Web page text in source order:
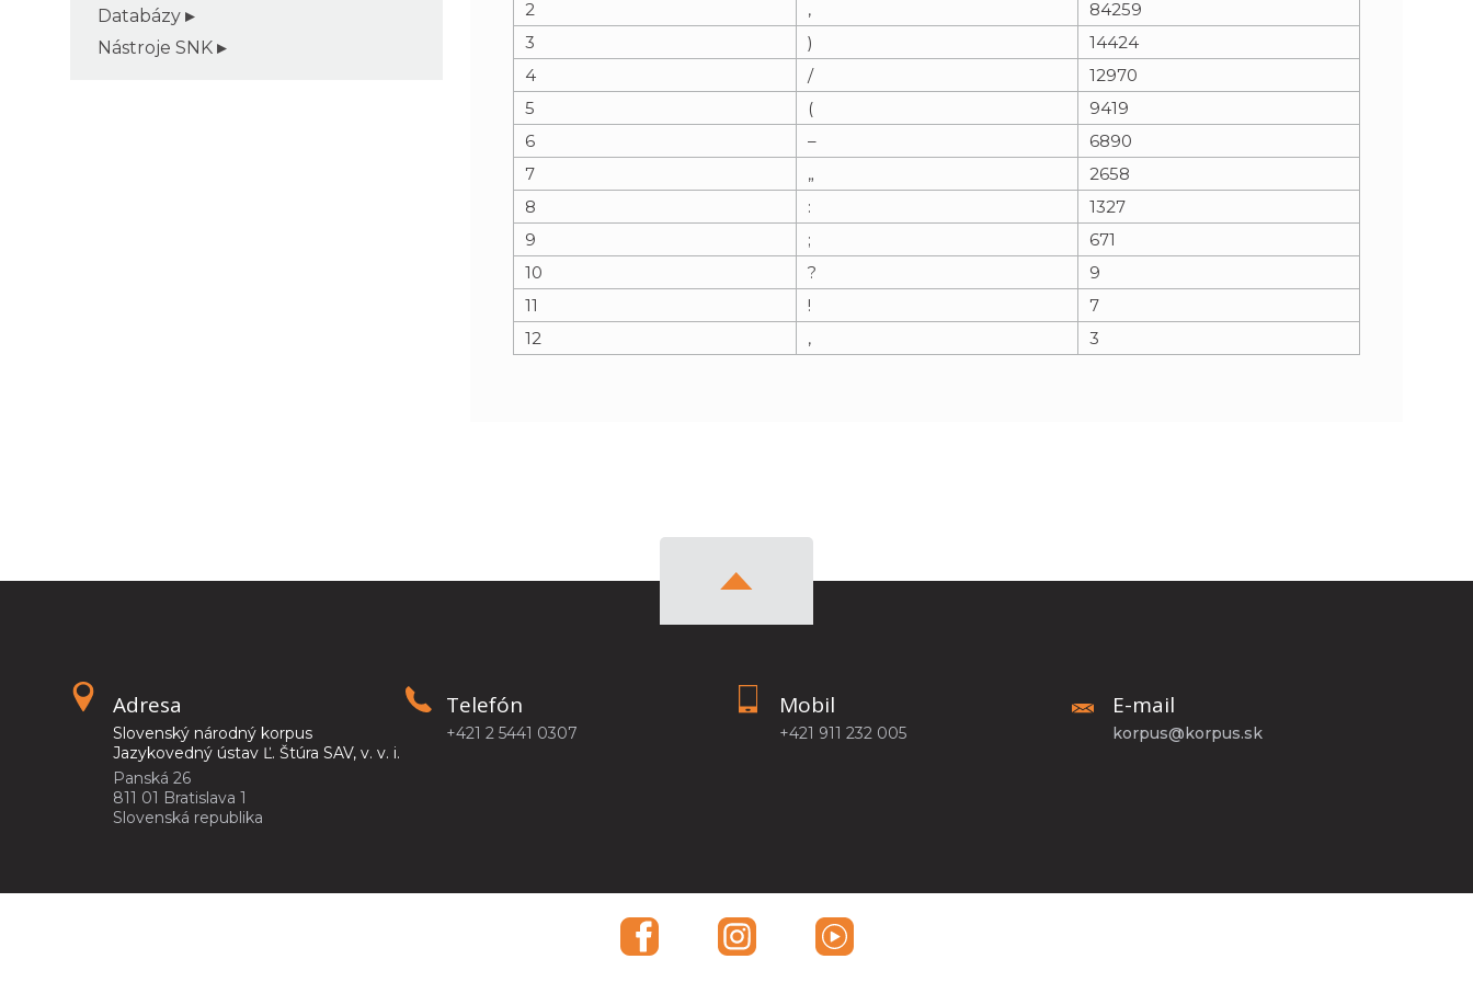
e
t
Databázy
Nástroje SNK
2
,
84259
3
)
14424
4
/
12970
5
(
9419
6
–
6890
7
„
2658
8
:
1327
9
;
671
10
?
9
11
!
7
12
‚ 3
Adresa
Slovenský národný korpus
Jazykovedný ústav Ľ. Štúra SAV, v. v. i.
Panská 26
811 01 Bratislava 1
Slovenská republika
Telefón
+421 2 5441 0307
Mobil
+421 911 232 005
E-mail
korpus@korpus.sk